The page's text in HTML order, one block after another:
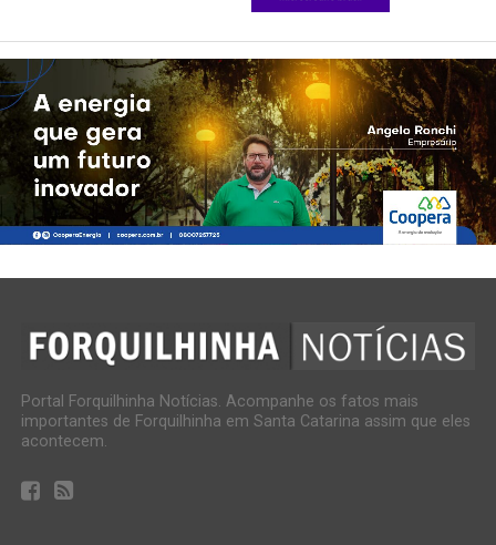
Portal Forquilhinha Notícias. Acompanhe os fatos mais
importantes de Forquilhinha em Santa Catarina assim que eles
acontecem.